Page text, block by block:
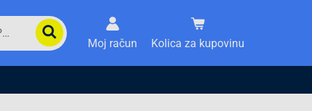
Moj račun Kolica za kupovinu